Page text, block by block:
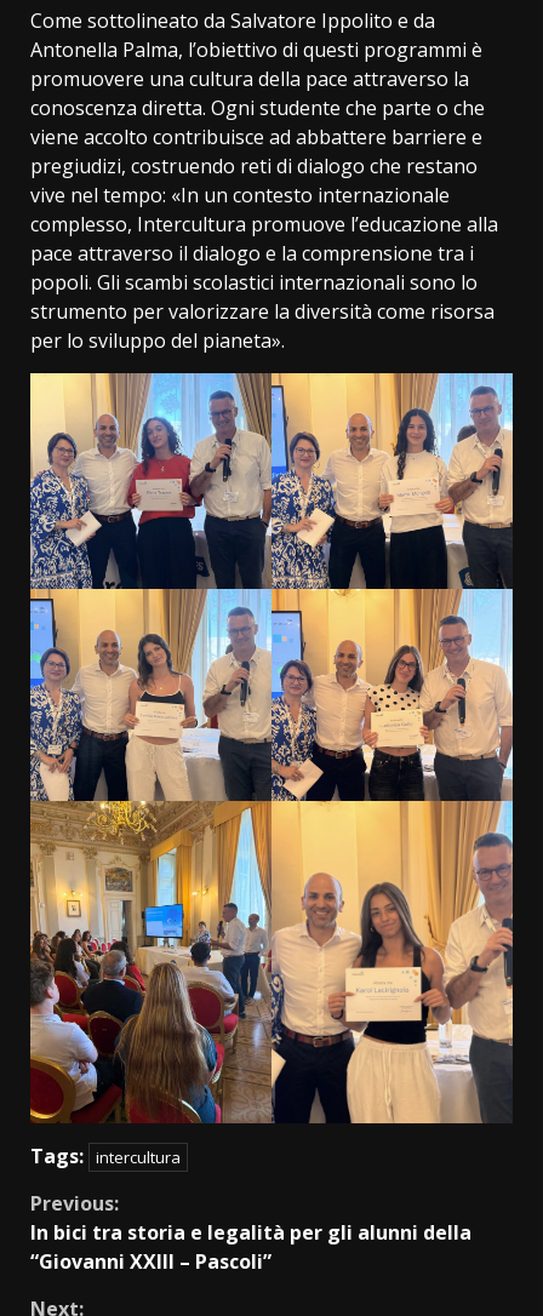
Come sottolineato da Salvatore Ippolito e da
Antonella Palma, l’obiettivo di questi programmi è
promuovere una cultura della pace attraverso la
conoscenza diretta. Ogni studente che parte o che
viene accolto contribuisce ad abbattere barriere e
pregiudizi, costruendo reti di dialogo che restano
vive nel tempo: «In un contesto internazionale
complesso, Intercultura promuove l’educazione alla
pace attraverso il dialogo e la comprensione tra i
popoli. Gli scambi scolastici internazionali sono lo
strumento per valorizzare la diversità come risorsa
per lo sviluppo del pianeta».
Tags: intercultura
Continue
Reading
Previous:
In bici tra storia e legalità per gli alunni della
“Giovanni XXIII – Pascoli”
Next: